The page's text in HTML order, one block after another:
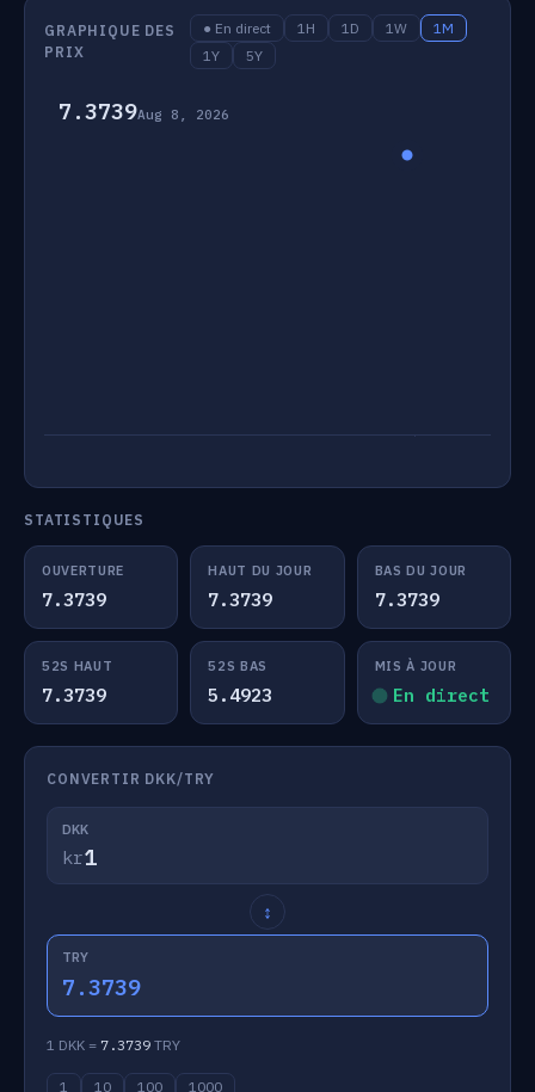
GRAPHIQUE DES
PRIX
● En direct 1H 1D 1W
1M
1Y
5Y
7.3739Aug 8, 2026
STATISTIQUES
OUVERTURE
7.3739
HAUT DU JOUR
7.3739
BAS DU JOUR
7.3739
52S HAUT
7.3739
52S BAS
5.4923
MIS À JOUR
En direct
CONVERTIR DKK/TRY
DKK
kr
↕
TRY
7.3739
1 DKK = 7.3739 TRY
1 10 100 1000